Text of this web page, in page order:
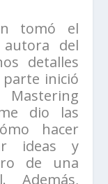
tomó el
del
detalles
parte inició
dio las
hacer
ideas y
de una
Además,